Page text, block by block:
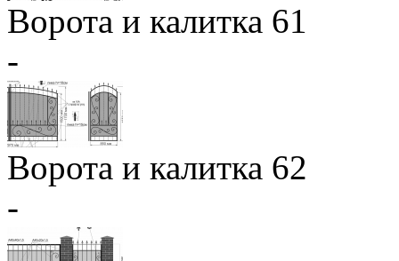
Ворота и калитка 61
-
Ворота и калитка 62
-